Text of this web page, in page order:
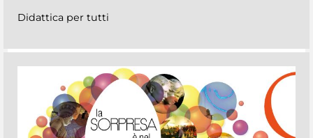
Didattica per tutti